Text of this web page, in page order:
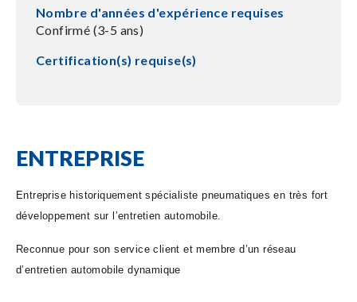
Nombre d'années d'expérience requises
Confirmé (3-5 ans)
Certification(s) requise(s)
ENTREPRISE
Entreprise historiquement spécialiste pneumatiques en très fort
développement sur l’entretien automobile.
Reconnue pour son service client et membre d’un réseau
d’entretien automobile dynamique